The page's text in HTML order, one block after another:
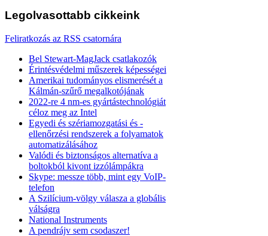
Legolvasottabb cikkeink
Feliratkozás az RSS csatornára
Bel Stewart-MagJack csatlakozók
Érintésvédelmi műszerek képességei
Amerikai tudományos elismerését a
Kálmán-szűrő megalkotójának
2022-re 4 nm-es gyártástechnológiát
céloz meg az Intel
Egyedi és szériamozgatási és -
ellenőrzési rendszerek a folyamatok
automatizálásához
Valódi és biztonságos alternatíva a
boltokból kivont izzólámpákra
Skype: messze több, mint egy VoIP-
telefon
A Szilícium-völgy válasza a globális
válságra
National Instruments
A pendrájv sem csodaszer!